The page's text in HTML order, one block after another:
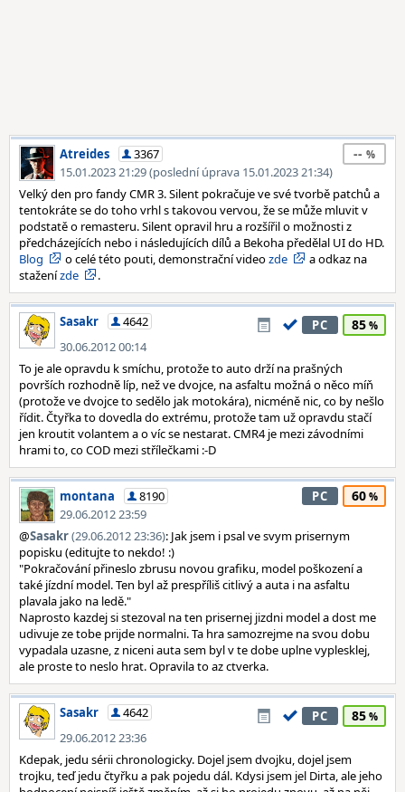
Atreides
3367
15.01.2023 21:29 (poslední úprava 15.01.2023 21:34)
--
Velký den pro fandy CMR 3. Silent pokračuje ve své tvorbě patchů a
tentokráte se do toho vrhl s takovou vervou, že se může mluvit v
podstatě o remasteru. Silent opravil hru a rozšířil o možnosti z
předcházejících nebo i následujících dílů a Bekoha předělal UI do HD.
Blog
o celé této pouti, demonstrační videozde
a odkaz na
staženízde .
Sasakr
4642
30.06.2012 00:14
PC 85
To je ale opravdu k smíchu, protože to auto drží na prašných
površích rozhodně líp, než ve dvojce, na asfaltu možná o něco míň
(protože ve dvojce to sedělo jak motokára), nicméně nic, co by nešlo
řídit. Čtyřka to dovedla do extrému, protože tam už opravdu stačí
jen kroutit volantem a o víc se nestarat. CMR4 je mezi závodními
hrami to, co COD mezi střílečkami :-D
montana
8190
29.06.2012 23:59
PC 60
@Sasakr(29.06.2012 23:36): Jak jsem i psal ve svym prisernym
popisku (editujte to nekdo! :)
"Pokračování přineslo zbrusu novou grafiku, model poškození a
také jízdní model. Ten byl až prespříliš citlivý a auta i na asfaltu
plavala jako na ledě."
Naprosto kazdej si stezoval na ten prisernej jizdni model a dost me
udivuje ze tobe prijde normalni. Ta hra samozrejme na svou dobu
vypadala uzasne, z niceni auta sem byl v te dobe uplne vyplesklej,
ale proste to neslo hrat. Opravila to az ctverka.
Sasakr
4642
29.06.2012 23:36
PC 85
Kdepak, jedu sérii chronologicky. Dojel jsem dvojku, dojel jsem
trojku, teď jedu čtyřku a pak pojedu dál. Kdysi jsem jel Dirta, ale jeho